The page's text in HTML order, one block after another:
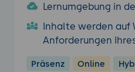
Lernumgebung in
Inhalte werden auf
Anforderungen
Präsenz Online